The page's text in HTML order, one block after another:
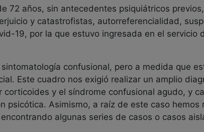
72 años, sin antecedentes psiquiátricos
y catastrofistas, autorreferencialidad,
19, por la que estuvo ingresada en el
confusional, pero a medida que
Este cuadro nos exigió realizar un amplio
corticoides y el síndrome confusional agudo, y
psicótica. Asimismo, a raíz de este caso
algunas series de casos o casos